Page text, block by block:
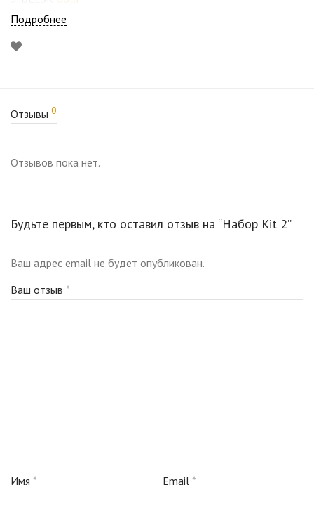
4. YOUR CHEEKS
5. YOUR LIPS MATTE
Подробнее
Отзывы 0
Отзывов пока нет.
Будьте первым, кто оставил отзыв на “Набор Kit 2”
Ваш адрес email не будет опубликован.
Ваш отзыв *
Имя * Email*